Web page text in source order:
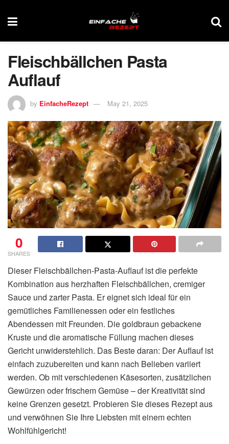
Fleischbällchen Pasta
Auflauf
by EinfacheRezept May 21, 2025
0
SHARES
Dieser Fleischbällchen-Pasta-Auflauf ist die perfekte
Kombination aus herzhaften Fleischbällchen, cremiger
Sauce und zarter Pasta. Er eignet sich ideal für ein
gemütliches Familienessen oder ein festliches
Abendessen mit Freunden. Die goldbraun gebackene
Kruste und die aromatische Füllung machen dieses
Gericht unwiderstehlich. Das Beste daran: Der Auflauf ist
einfach zuzubereiten und kann nach Belieben variiert
werden. Ob mit verschiedenen Käsesorten, zusätzlichen
Gewürzen oder frischem Gemüse – der Kreativität sind
keine Grenzen gesetzt. Probieren Sie dieses Rezept aus
und verwöhnen Sie Ihre Liebsten mit einem echten
Wohlfühlgericht!